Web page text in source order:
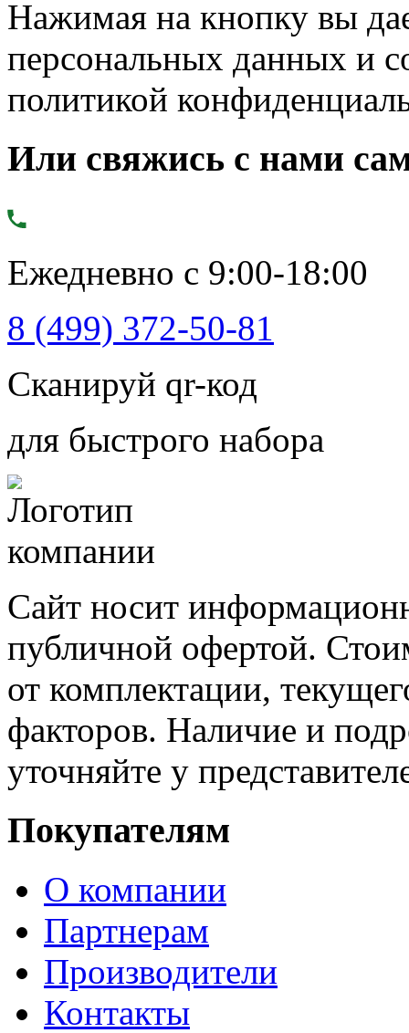
Нажимая на кнопку вы
персональных данных и
политикой
Или свяжись с нами
Ежедневно с 9:00-18:00
8 (499) 372-50-81
Сканируй qr-код
для быстрого набора
Сайт носит
публичной офертой.
от комплектации,
факторов. Наличие и
уточняйте у
Покупателям
О компании
Партнерам
Производители
Контакты